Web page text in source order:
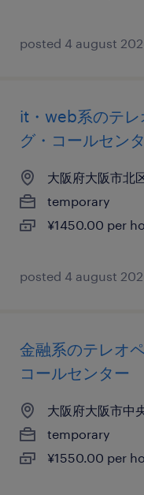
posted 4 august
it・web系のテレ
グ・コールセン
大阪府大阪市北
temporary
¥1450.00 per
posted 4 august
金融系のテレオ
コールセンター
大阪府大阪市中
temporary
¥1550.00 per